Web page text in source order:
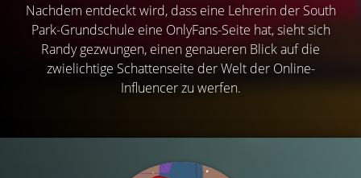
Nachdem entdeckt wird, dass eine Lehrerin der South
Park-Grundschule eine OnlyFans-Seite hat, sieht sich
Randy gezwungen, einen genaueren Blick auf die
zwielichtige Schattenseite der Welt der Online-
Influencer zu werfen.